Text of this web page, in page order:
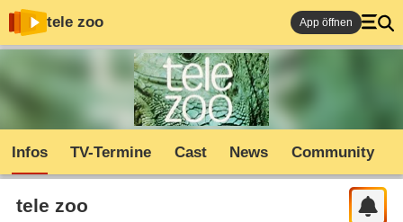
tele zoo App öffnen
Infos TV-Termine Cast News Community
tele zoo